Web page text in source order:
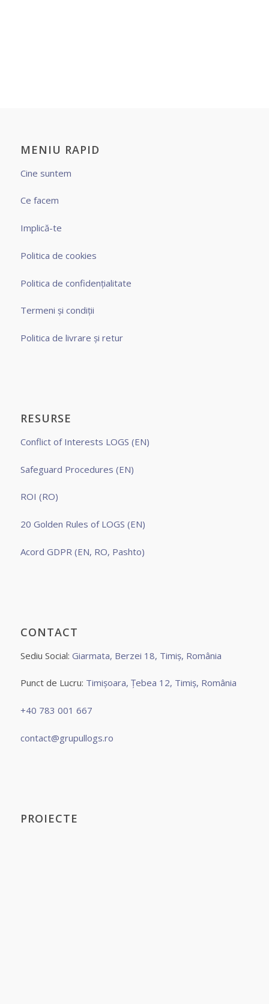
MENIU RAPID
Cine suntem
Ce facem
Implică-te
Politica de cookies
Politica de confidențialitate
Termeni și condiții
Politica de livrare și retur
RESURSE
Conflict of Interests LOGS (EN)
Safeguard Procedures (EN)
ROI (RO)
20 Golden Rules of LOGS (EN)
Acord GDPR (EN, RO, Pashto)
CONTACT
Sediu Social: Giarmata, Berzei 18, Timiș, România
Punct de Lucru: Timișoara, Țebea 12, Timiș, România
+40 783 001 667
contact@grupullogs.ro
PROIECTE